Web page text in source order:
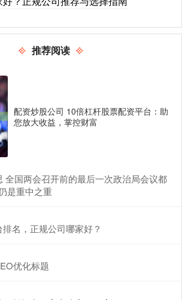
推荐阅读
配资炒股公司 10倍杠杆股票配资平台：助
您放大收益，掌控财富
全国两会召开前的最后一次政治局会议都
是重中之重
名，正规公司哪家好？
优化标题